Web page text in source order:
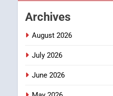
3
Archives
August 2026
July 2026
June 2026